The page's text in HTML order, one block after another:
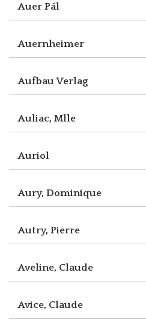
Auer Pál
Auernheimer
Aufbau Verlag
Auliac, Mlle
Auriol
Aury, Dominique
Autry, Pierre
Aveline, Claude
Avice, Claude